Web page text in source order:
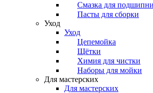
Смазка для
Пасты для сборки
Уход
Уход
Цепемойка
Щётки
Химия для чистки
Наборы для мойки
Для мастерских
Для мастерских